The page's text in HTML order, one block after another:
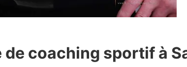
de coaching sportif à